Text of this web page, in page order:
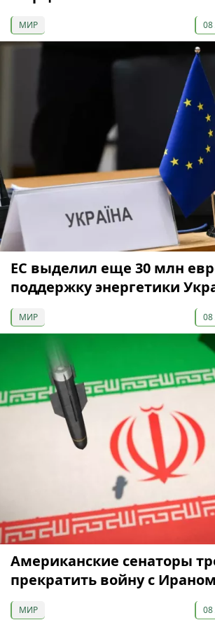
МИР 08
ЕС выделил еще 30 млн
поддержку энергетики
МИР 08
Американские сенаторы
прекратить войну с Ираном
МИР 08